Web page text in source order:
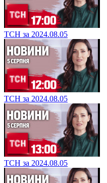
ТСН за 2024.08.05
ТСН за 2024.08.05
ТСН за 2024.08.05